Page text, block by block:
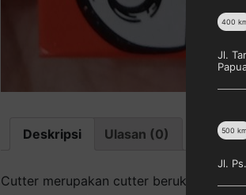
Deskripsi Ulasan (0)
Cutter merupakan cutter berukuran 1.3
400
Jl.
500 km
Jl.